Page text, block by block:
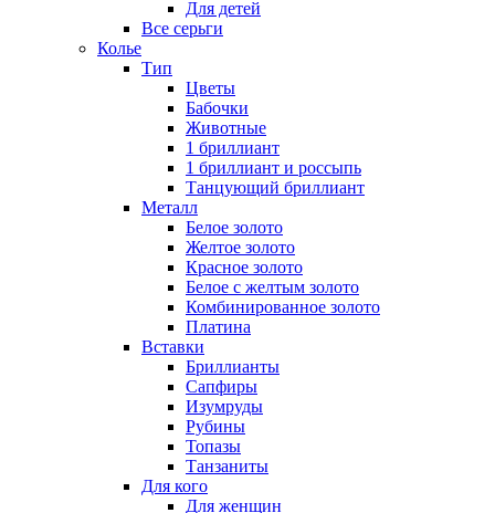
Для детей
Все серьги
Колье
Тип
Цветы
Бабочки
Животные
1 бриллиант
1 бриллиант и россыпь
Танцующий бриллиант
Металл
Белое золото
Желтое золото
Красное золото
Белое с желтым золото
Комбинированное золото
Платина
Вставки
Бриллианты
Сапфиры
Изумруды
Рубины
Топазы
Танзаниты
Для кого
Для женщин